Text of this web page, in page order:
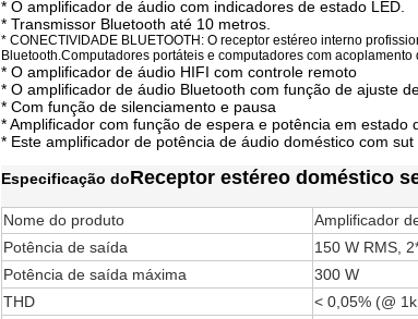
* O amplificador de áudio com indicadores de estado LED.
* Transmissor Bluetooth até 10 metros.
* CONECTIVIDADE BLUETOOTH: O receptor estéreo interno
Bluetooth.Computadores portáteis e computadores com
* O amplificador de áudio HIFI com controle remoto
* O amplificador de áudio Bluetooth com função de ajuste
* Com função de silenciamento e pausa
* Amplificador com função de espera e potência em estado
* Este amplificador de potência de áudio doméstico com
Especificação doReceptor estéreo doméstico
Nome do produto
Amplificador
Potência de saída
150 W RMS,
Potência de saída máxima
300 W
THD
< 0,05% (@